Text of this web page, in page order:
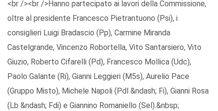
<br /><br />Hanno partecipato ai lavori della Commissione,
oltre al presidente Francesco Pietrantuono (Psi), i
consiglieri Luigi Bradascio (Pp), Carmine Miranda
Castelgrande, Vincenzo Robortella, Vito Santarsiero, Vito
Giuzio, Roberto Cifarelli (Pd), Francesco Mollica (Udc),
Paolo Galante (Ri), Gianni Leggieri (M5s), Aurelio Pace
(Gruppo Misto), Michele Napoli (Pdl &ndash; Fi), Gianni Rosa
(Lb &ndash; Fdi) e Giannino Romaniello (Sel).&nbsp;